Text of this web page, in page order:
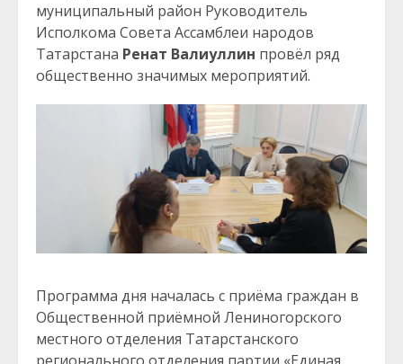
муниципальный район Руководитель
Исполкома Совета Ассамблеи народов
Татарстана Ренат Валиуллин провёл ряд
общественно значимых мероприятий.
Программа дня началась с приёма граждан в
Общественной приёмной Лениногорского
местного отделения Татарстанского